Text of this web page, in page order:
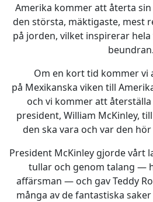
Amerika kommer att återta
den största, mäktigaste, mest
på jorden, vilket inspirerar
beundran.
Om en kort tid kommer vi
på Mexikanska viken till
och vi kommer att
president, William McKinley,
den ska vara och var den
President McKinley gjorde vårt
tullar och genom talang —
affärsman — och gav Teddy
många av de fantastiska